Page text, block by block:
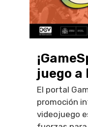
juego a
El portal
promoción
videojuego